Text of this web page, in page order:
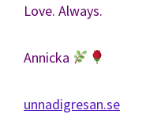
Love. Always.
Annicka
unnadigresan.se